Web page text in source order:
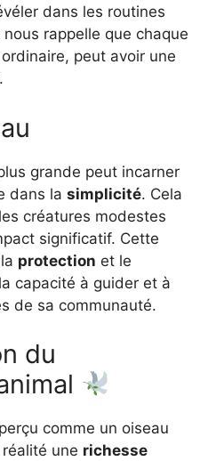
dans les routines
rappelle que chaque
peut avoir une
grande peut incarner
dans la simplicité. Cela
créatures modestes
significatif. Cette
protection et le
capacité à guider et à
de sa communauté.
du
comme un oiseau
une richesse